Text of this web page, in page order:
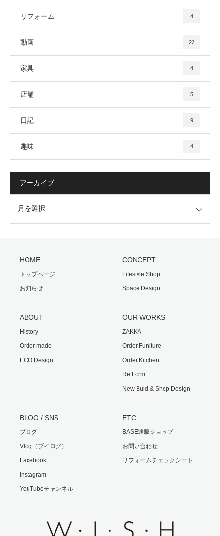
リフォーム 4
動画 22
家具 4
店舗 5
日記 9
趣味 4
アーカイブ
HOME
トップページ
お知らせ
CONCEPT
Lifestyle Shop
Space Design
ABOUT
History
Order made
ECO Design
OUR WORKS
ZAKKA
Order Funiture
Order Kitchen
Re Form
New Buid & Shop Design
BLOG / SNS
ブログ
Vlog（ブイログ）
Facebook
Instagram
YouTubeチャンネル
ETC…
BASE通販ショップ
お問い合わせ
リフォームチェックシート